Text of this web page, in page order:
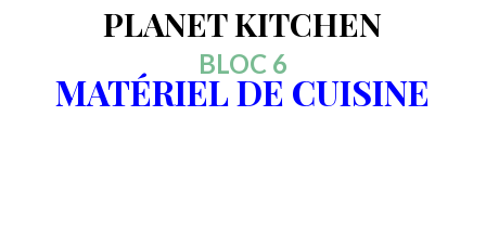
PLANET KITCHEN
BLOC 6
MATÉRIEL DE CUISINE